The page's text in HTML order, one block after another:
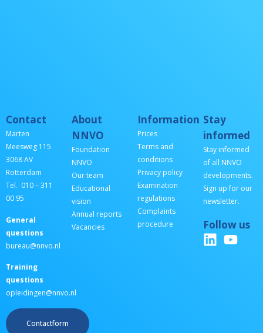
Contact
Marten
Meesweg 115
3068 AV
Rotterdam
Tel. 010 – 311
00 95
General
questions
bureau@nnvo.nl
Training
questions
opleidingen@nnvo.nl
Contactform
About
NNVO
Foundation
NNVO
Our team
Educational
vision
Annual reports
Vacancies
Information
Prices
Terms and
conditions
Privacy policy
Examination
regulations
Complaints
procedure
Stay
informed
Stay informed
of all NNVO
developments.
Sign up for our
newsletter.
Follow us